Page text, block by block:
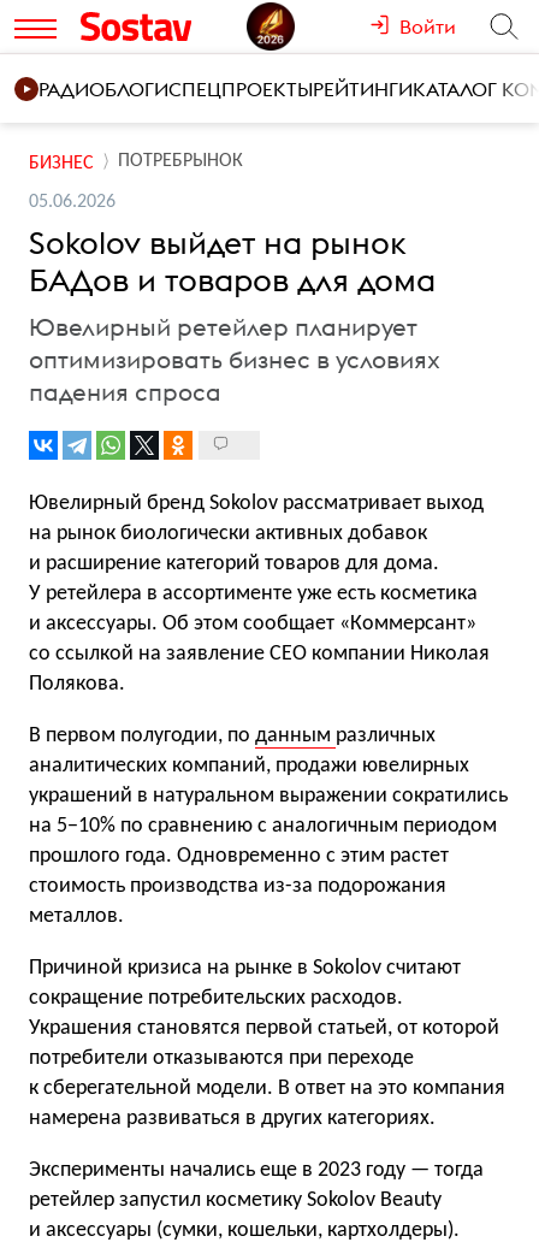
Войти
РАДИОБЛОГИСПЕЦПРОЕКТЫРЕЙТИНГИКАТАЛОГ
БИЗНЕС ПОТРЕБРЫНОК
05.06.2026
Sokolov выйдет на рынок
БАДов и товаров для дома
Ювелирный ретейлер планирует
оптимизировать бизнес в условиях
падения спроса
Ювелирный бренд Sokolov рассматривает выход
на рынок биологически активных добавок
и расширение категорий товаров для дома.
У ретейлера в ассортименте уже есть косметика
и аксессуары. Об этом сообщает «Коммерсант»
со ссылкой на заявление CEO компании Николая
Полякова.
В первом полугодии, по данным различных
аналитических компаний, продажи ювелирных
украшений в натуральном выражении сократились
на 5−10% по сравнению с аналогичным периодом
прошлого года. Одновременно с этим растет
стоимость производства из-за подорожания
металлов.
Причиной кризиса на рынке в Sokolov считают
сокращение потребительских расходов.
Украшения становятся первой статьей, от которой
потребители отказываются при переходе
к сберегательной модели. В ответ на это компания
намерена развиваться в других категориях.
Эксперименты начались еще в 2023 году — тогда
ретейлер запустил косметику Sokolov Beauty
и аксессуары (сумки, кошельки, картхолдеры).